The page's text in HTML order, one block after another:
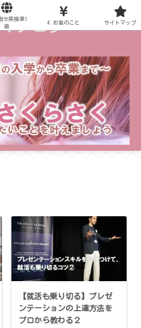
ブログ～
【就活も乗り切る】プレゼ
ンテーションの上達方法を
プロから教わる２
せ英検準1
級
4.お金のこと サイトマップ